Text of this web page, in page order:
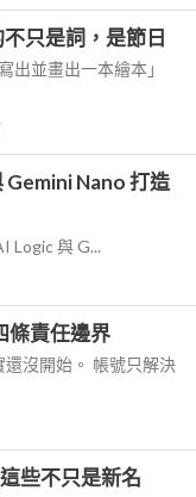
只是詞，是節日
出並畫出一本繪本」
Nano 打造
Logic 與 G...
條責任邊界
沒開始。 帳號只解決
些不只是新名